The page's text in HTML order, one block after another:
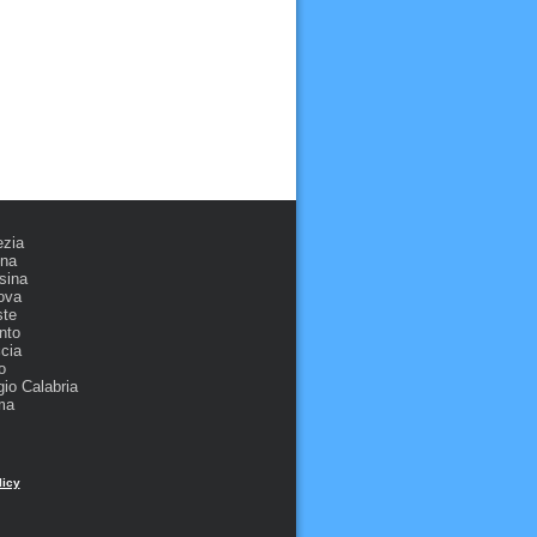
Calabria